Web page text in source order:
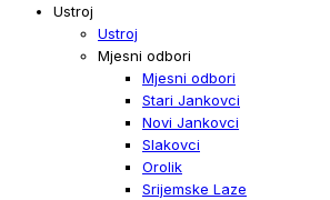
Ustroj
Ustroj
Mjesni odbori
Mjesni odbori
Stari Jankovci
Novi Jankovci
Slakovci
Orolik
Srijemske Laze